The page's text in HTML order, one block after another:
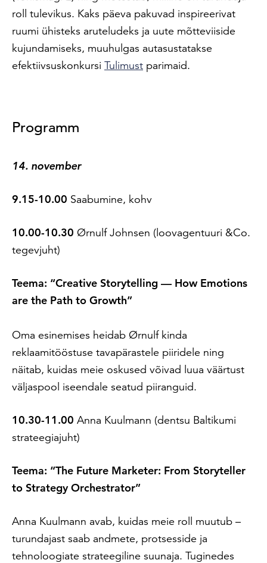
roll tulevikus. Kaks päeva pakuvad inspireerivat
ruumi ühisteks aruteludeks ja uute mõtteviiside
kujundamiseks, muuhulgas autasustatakse
efektiivsuskonkursi Tulimust parimaid.
Programm
14. november
9.15-10.00 Saabumine, kohv
10.00-10.30 Ørnulf Johnsen (loovagentuuri &Co.
tegevjuht)
Teema: “Creative Storytelling –– How Emotions
are the Path to Growth”
Oma esinemises heidab Ørnulf kinda
reklaamitööstuse tavapärastele piiridele ning
näitab, kuidas meie oskused võivad luua väärtust
väljaspool iseendale seatud piiranguid.
10.30-11.00 Anna Kuulmann (dentsu Baltikumi
strateegiajuht)
Teema: “The Future Marketer: From Storyteller
to Strategy Orchestrator”
Anna Kuulmann avab, kuidas meie roll muutub –
turundajast saab andmete, protsesside ja
tehnoloogiate strateegiline suunaja. Tuginedes